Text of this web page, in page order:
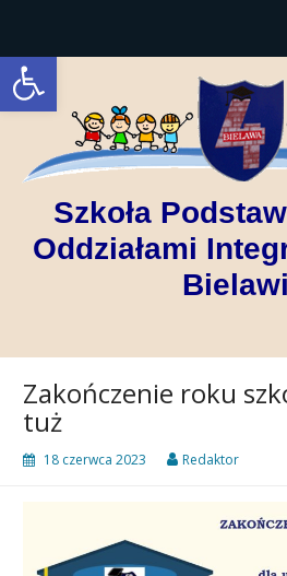
Open toolbar
Szkoła
Oddziałami
Zakończenie roku
tuż
18 czerwca 2023 Redaktor